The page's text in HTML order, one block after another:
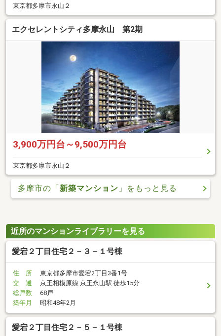
東京都多摩市永山２
エクセレントシティ多摩永山 第2期
3,900万円台～9,500万円台
東京都多摩市永山２
多摩市の「 新築マンション 」をもっと見る
近所のマンションライブラリーを見る
愛宕２丁目住宅２－３－１号棟
住 所
東京都多摩市愛宕2丁目3番1号
交 通
京王相模原線 京王永山駅 徒歩15分
総戸数
68戸
築年月
昭和48年2月
愛宕２丁目住宅２－５－１号棟